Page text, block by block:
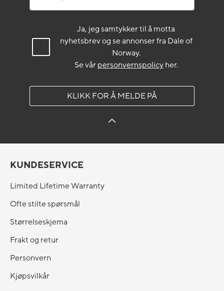
Ja, jeg samtykker til å motta
nyhetsbrev og se annonser fra Dale of
Norway.
Se vårpersonvernspolicyher.
KLIKK FOR Å MELDE PÅ
KUNDESERVICE
Limited Lifetime Warranty
Ofte stilte spørsmål
Størrelseskjema
Frakt og retur
Personvern
Kjøpsvilkår